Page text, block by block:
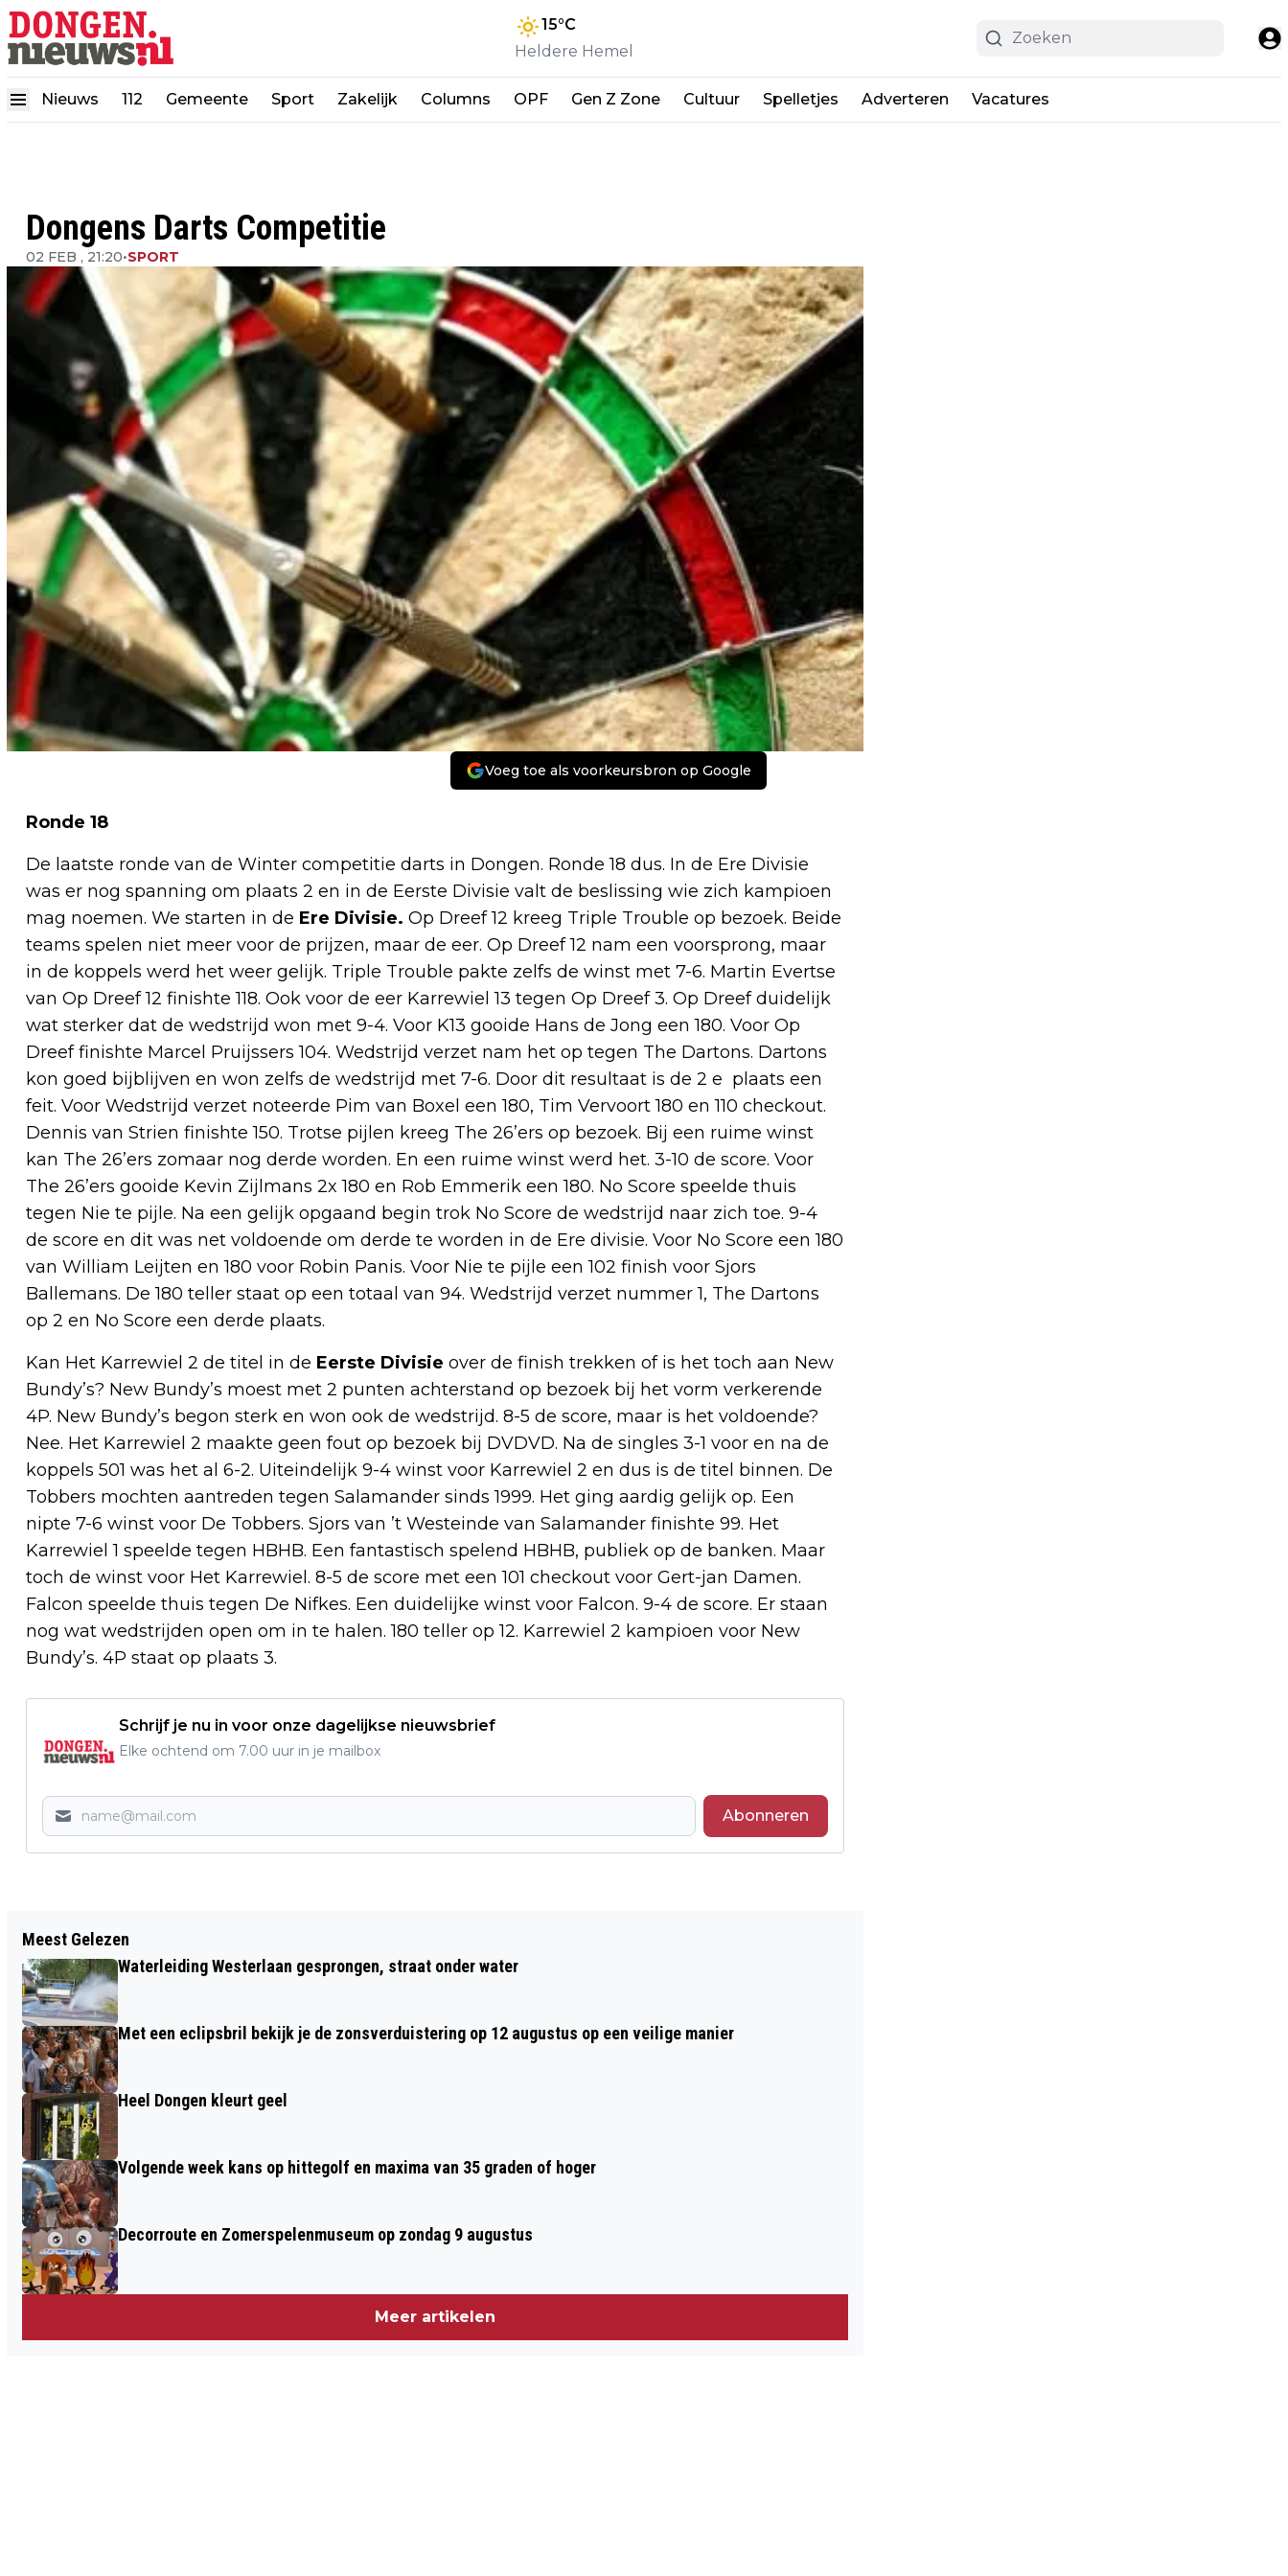
15°C
Heldere Hemel
Nieuws 112 Gemeente Sport Zakelijk Columns OPF Gen Z Zone Cultuur Spelletjes Adverteren Vacatures
Dongens Darts Competitie
02 FEB , 21:20•SPORT
Voeg toe als voorkeursbron op Google
Ronde 18
De laatste ronde van de Winter competitie darts in Dongen. Ronde 18 dus. In de Ere Divisie
was er nog spanning om plaats 2 en in de Eerste Divisie valt de beslissing wie zich kampioen
mag noemen. We starten in de Ere Divisie. Op Dreef 12 kreeg Triple Trouble op bezoek. Beide
teams spelen niet meer voor de prijzen, maar de eer. Op Dreef 12 nam een voorsprong, maar
in de koppels werd het weer gelijk. Triple Trouble pakte zelfs de winst met 7-6. Martin Evertse
van Op Dreef 12 finishte 118. Ook voor de eer Karrewiel 13 tegen Op Dreef 3. Op Dreef duidelijk
wat sterker dat de wedstrijd won met 9-4. Voor K13 gooide Hans de Jong een 180. Voor Op
Dreef finishte Marcel Pruijssers 104. Wedstrijd verzet nam het op tegen The Dartons. Dartons
kon goed bijblijven en won zelfs de wedstrijd met 7-6. Door dit resultaat is de 2 e plaats een
feit. Voor Wedstrijd verzet noteerde Pim van Boxel een 180, Tim Vervoort 180 en 110 checkout.
Dennis van Strien finishte 150. Trotse pijlen kreeg The 26’ers op bezoek. Bij een ruime winst
kan The 26’ers zomaar nog derde worden. En een ruime winst werd het. 3-10 de score. Voor
The 26’ers gooide Kevin Zijlmans 2x 180 en Rob Emmerik een 180. No Score speelde thuis
tegen Nie te pijle. Na een gelijk opgaand begin trok No Score de wedstrijd naar zich toe. 9-4
de score en dit was net voldoende om derde te worden in de Ere divisie. Voor No Score een 180
van William Leijten en 180 voor Robin Panis. Voor Nie te pijle een 102 finish voor Sjors
Ballemans. De 180 teller staat op een totaal van 94. Wedstrijd verzet nummer 1, The Dartons
op 2 en No Score een derde plaats.
Kan Het Karrewiel 2 de titel in de Eerste Divisie over de finish trekken of is het toch aan New
Bundy’s? New Bundy’s moest met 2 punten achterstand op bezoek bij het vorm verkerende
4P. New Bundy’s begon sterk en won ook de wedstrijd. 8-5 de score, maar is het voldoende?
Nee. Het Karrewiel 2 maakte geen fout op bezoek bij DVDVD. Na de singles 3-1 voor en na de
koppels 501 was het al 6-2. Uiteindelijk 9-4 winst voor Karrewiel 2 en dus is de titel binnen. De
Tobbers mochten aantreden tegen Salamander sinds 1999. Het ging aardig gelijk op. Een
nipte 7-6 winst voor De Tobbers. Sjors van ’t Westeinde van Salamander finishte 99. Het
Karrewiel 1 speelde tegen HBHB. Een fantastisch spelend HBHB, publiek op de banken. Maar
toch de winst voor Het Karrewiel. 8-5 de score met een 101 checkout voor Gert-jan Damen.
Falcon speelde thuis tegen De Nifkes. Een duidelijke winst voor Falcon. 9-4 de score. Er staan
nog wat wedstrijden open om in te halen. 180 teller op 12. Karrewiel 2 kampioen voor New
Bundy’s. 4P staat op plaats 3.
Schrijf je nu in voor onze dagelijkse nieuwsbrief
Elke ochtend om 7.00 uur in je mailbox
Abonneren
INGEZONDEN: 'CDA DONGEN – ’S
GRAVENMOER WINT LANDELIJKE PRIJS
APELDOORN MET TWEE PR’S
Meest Gelezen
Waterleiding Westerlaan gesprongen, straat onder water
Met een eclipsbril bekijk je de zonsverduistering op 12 augustus op een veilige manier
Heel Dongen kleurt geel
Volgende week kans op hittegolf en maxima van 35 graden of hoger
Decorroute en Zomerspelenmuseum op zondag 9 augustus
Meer artikelen